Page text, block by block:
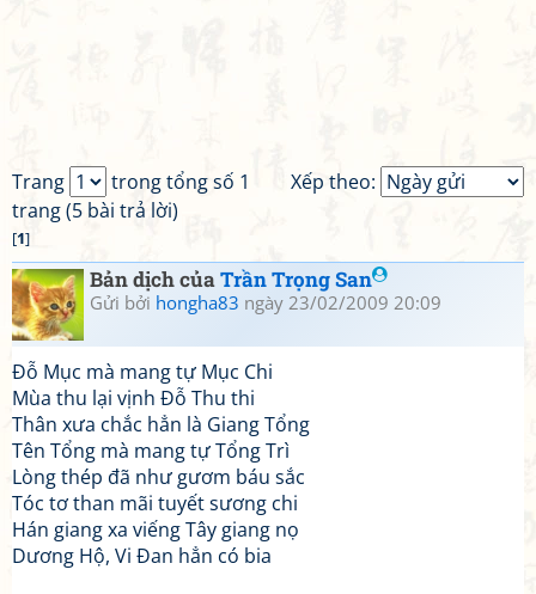
Xếp theo:
Trang
trong tổng số 1
trang (5 bài trả lời)
[1]
Bản dịch củaTrần Trọng San
Gửi bởi hongha83 ngày 23/02/2009 20:09
Đỗ Mục mà mang tự Mục Chi
Mùa thu lại vịnh Đỗ Thu thi
Thân xưa chắc hẳn là Giang Tổng
Tên Tổng mà mang tự Tổng Trì
Lòng thép đã như gươm báu sắc
Tóc tơ than mãi tuyết sương chi
Hán giang xa viếng Tây giang nọ
Dương Hộ, Vi Đan hẳn có bia